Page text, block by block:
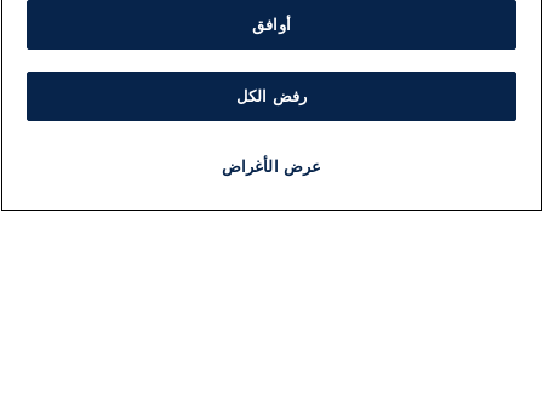
أوافق
رفض الكل
عرض الأغراض